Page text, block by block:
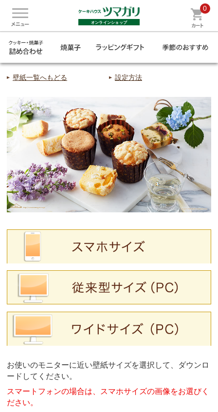
0
オンラインショップ
壁紙一覧へもどる 設定方法
お使いのモニターに近い壁紙サイズを選択して、ダウンロ
ードしてください。
スマートフォンの場合は、スマホサイズの画像をお選びく
ださい。